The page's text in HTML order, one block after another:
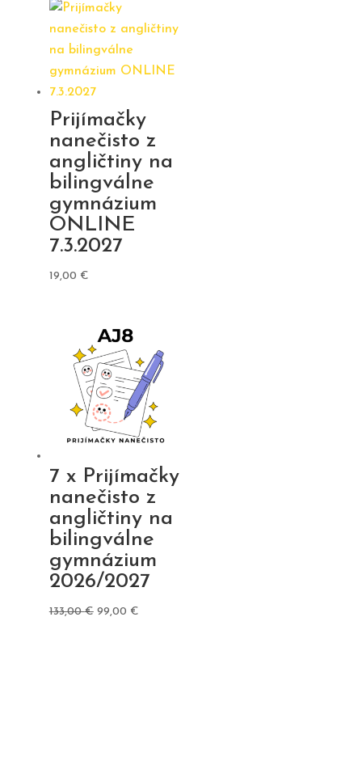
Prijímačky
nanečisto z
angličtiny na
bilingválne
gymnázium
ONLINE
7.3.2027
19,00 €
7 x Prijímačky
nanečisto z
angličtiny na
bilingválne
gymnázium
2026/2027
133,00€ Pôvodná
99,00 €Aktuálna